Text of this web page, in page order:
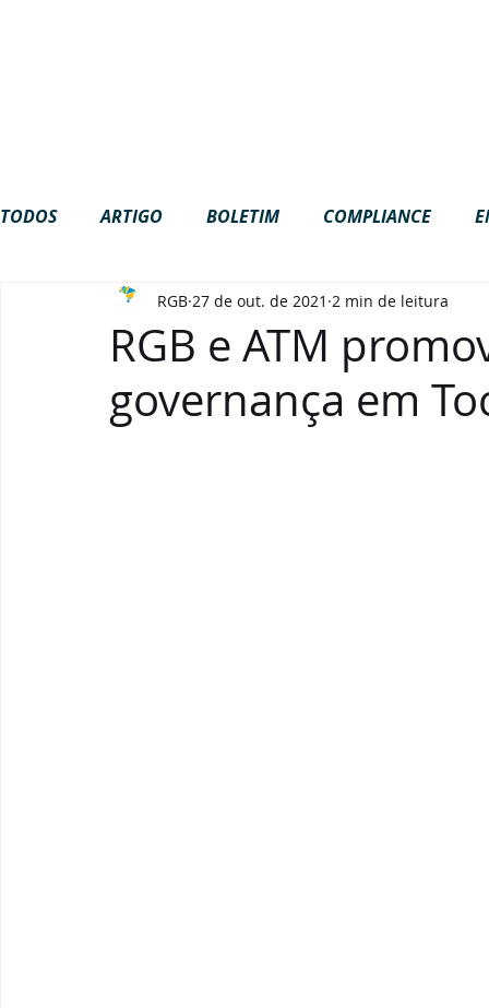
TODOS ARTIGO BOLETIM COMPLIANCE
GOVERNANÇA INTERNACIONAL LGPD
PODCAST VÍDEOS
RGB e ATM
governança em
RGB 27 de out. de 2021 2 min de leitura